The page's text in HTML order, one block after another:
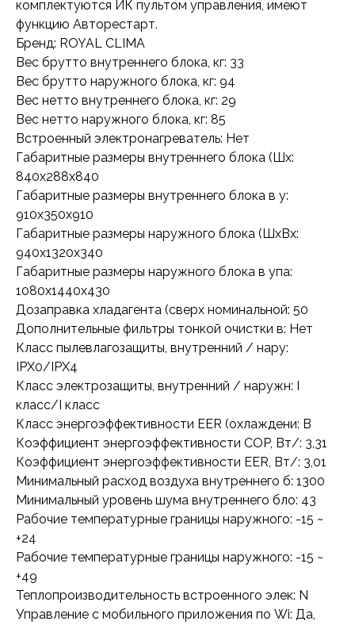
комплектуются ИК пультом управления, имеют
функцию Авторестарт.
Бренд: ROYAL CLIMA
Вес брутто внутреннего блока, кг: 33
Вес брутто наружного блока, кг: 94
Вес нетто внутреннего блока, кг: 29
Вес нетто наружного блока, кг: 85
Встроенный электронагреватель: Нет
Габаритные размеры внутреннего блока (Шx:
840x288x840
Габаритные размеры внутреннего блока в у:
910x350x910
Габаритные размеры наружного блока (ШxВx:
940x1320x340
Габаритные размеры наружного блока в упа:
1080x1440x430
Дозаправка хладагента (сверх номинальной: 50
Дополнительные фильтры тонкой очистки в: Нет
Класс пылевлагозащиты, внутренний / нару:
IPX0/IPX4
Класс электрозащиты, внутренний / наружн: I
класс/I класс
Класс энергоэффективности EER (охлаждени: B
Коэффициент энергоэффективности COP, Вт/: 3,31
Коэффициент энергоэффективности EER, Вт/: 3,01
Минимальный расход воздуха внутреннего б: 1300
Минимальный уровень шума внутреннего бло: 43
Рабочие температурные границы наружного: -15 ~
+24
Рабочие температурные границы наружного: -15 ~
+49
Теплопроизводительность встроенного элек: N
Управление c мобильного приложения по Wi: Да,